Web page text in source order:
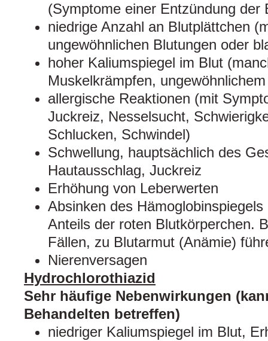
(Symptome einer Entzündung der
niedrige Anzahl an Blutplättchen
ungewöhnlichen Blutungen oder
hoher Kaliumspiegel im Blut
Muskelkrämpfen,
allergische Reaktionen (mit
Juckreiz, Nesselsucht,
Schlucken, Schwindel)
Schwellung, hauptsächlich des
Hautausschlag, Juckreiz
Erhöhung von Leberwerten
Absinken des
Anteils der roten Blutkörperchen.
Fällen, zu Blutarmut (Anämie)
Nierenversagen
Hydrochlorothiazid
Sehr häufige Nebenwirkungen
Behandelten betreffen)
niedriger Kaliumspiegel im Blut,